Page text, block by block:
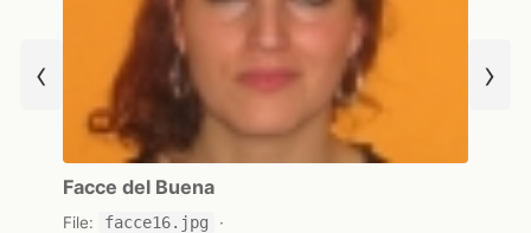
‹
Facce del Buena
File: facce16.jpg
·
›